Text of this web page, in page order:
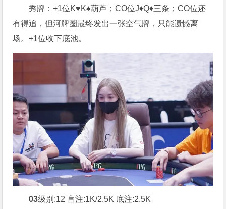
秀牌：+1位K♥K♠葫芦；CO位J♦Q♦三条；CO位还
有得追，但河牌圈最终发出一张空气牌，只能遗憾离
场。+1位收下底池。
03级别:12 盲注:1K/2.5K 底注:2.5K